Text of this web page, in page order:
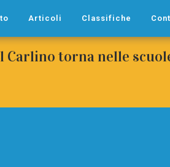
Articoli Classifiche
torna nelle